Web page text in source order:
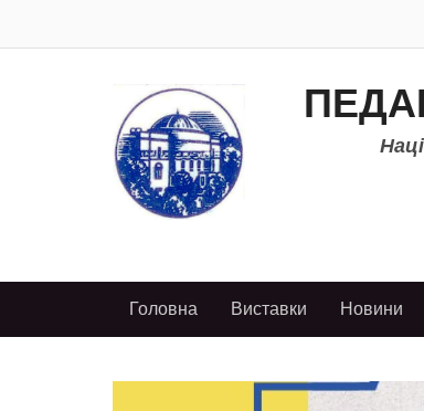
Головна Виставки Новини